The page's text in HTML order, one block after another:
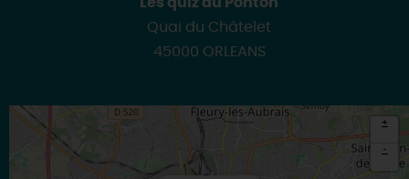
Quai du Châtelet
45000 ORLEANS
+
-